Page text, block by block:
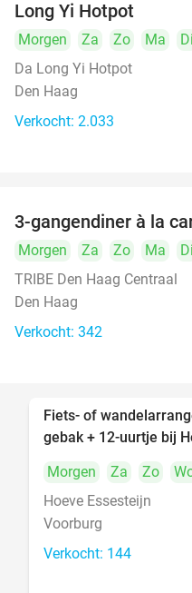
Long Yi Hotpot
Morgen Za Zo Ma Di
Da Long Yi Hotpot
Den Haag
Verkocht: 2.033
3-gangendiner à la
Morgen Za Zo Ma Di
TRIBE Den Haag Centraal
Den Haag
Verkocht: 342
Fiets- of
gebak + 12-uurtje bij
Morgen
Za Zo
Hoeve Essesteijn
Voorburg
Verkocht: 144